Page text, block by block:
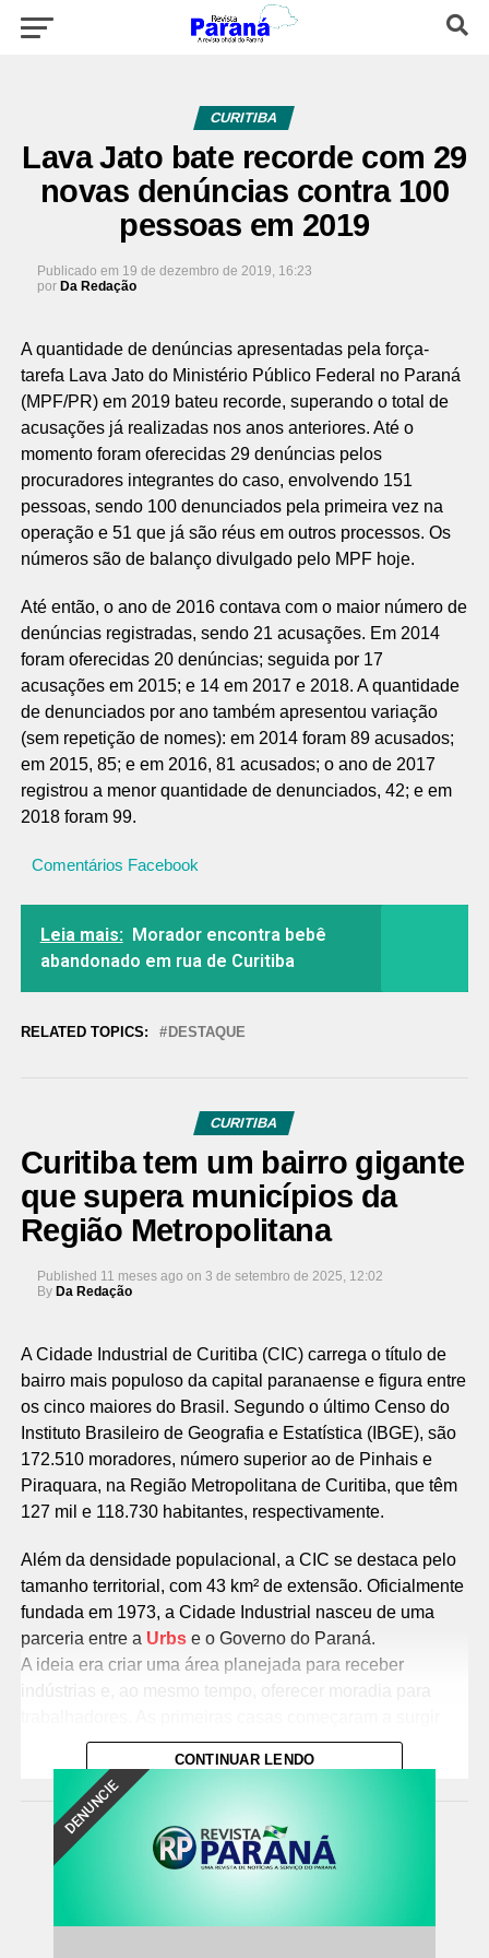
CURITIBA
Lava Jato bate recorde com 29
novas denúncias contra 100
pessoas em 2019
Publicado em 19 de dezembro de 2019, 16:23
por Da Redação
A quantidade de denúncias apresentadas pela força-
tarefa Lava Jato do Ministério Público Federal no Paraná
(MPF/PR) em 2019 bateu recorde, superando o total de
acusações já realizadas nos anos anteriores. Até o
momento foram oferecidas 29 denúncias pelos
procuradores integrantes do caso, envolvendo 151
pessoas, sendo 100 denunciados pela primeira vez na
operação e 51 que já são réus em outros processos. Os
números são de balanço divulgado pelo MPF hoje.
Até então, o ano de 2016 contava com o maior número de
denúncias registradas, sendo 21 acusações. Em 2014
foram oferecidas 20 denúncias; seguida por 17
acusações em 2015; e 14 em 2017 e 2018. A quantidade
de denunciados por ano também apresentou variação
(sem repetição de nomes): em 2014 foram 89 acusados;
em 2015, 85; e em 2016, 81 acusados; o ano de 2017
registrou a menor quantidade de denunciados, 42; e em
2018 foram 99.
Comentários Facebook
Leia mais: Morador encontra bebê
abandonado em rua de Curitiba
RELATED TOPICS: DESTAQUE
CURITIBA
Curitiba tem um bairro gigante
que supera municípios da
Região Metropolitana
Published 11 meses ago on 3 de setembro de 2025, 12:02
By Da Redação
A Cidade Industrial de Curitiba (CIC) carrega o título de
bairro mais populoso da capital paranaense e figura entre
os cinco maiores do Brasil. Segundo o último Censo do
Instituto Brasileiro de Geografia e Estatística (IBGE), são
172.510 moradores, número superior ao de Pinhais e
Piraquara, na Região Metropolitana de Curitiba, que têm
127 mil e 118.730 habitantes, respectivamente.
Além da densidade populacional, a CIC se destaca pelo
tamanho territorial, com 43 km² de extensão. Oficialmente
fundada em 1973, a Cidade Industrial nasceu de uma
parceria entre a Urbse o Governo do Paraná.
A ideia era criar uma área planejada para receber
indústrias e, ao mesmo tempo, oferecer moradia para
nos anos 1980 e, desde então, a região nunca parou de
crescer.
Nos anos 1970, o bairro parecia isolado às margens da
BR-116. Hoje, no entanto, faz parte do coração
econômico da capital, com conexões diretas para o
CONTINUAR LENDO
DENUNCIE